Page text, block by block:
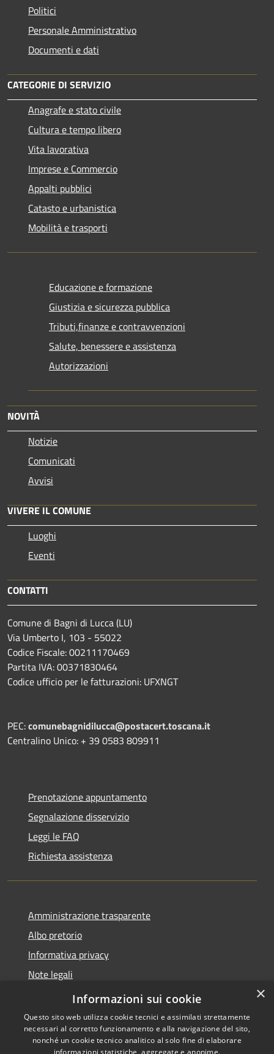
Politici
Personale Amministrativo
Documenti e dati
CATEGORIE DI SERVIZIO
Anagrafe e stato civile
Cultura e tempo libero
Vita lavorativa
Imprese e Commercio
Appalti pubblici
Catasto e urbanistica
Mobilità e trasporti
Educazione e formazione
Giustizia e sicurezza pubblica
Tributi,finanze e contravvenzioni
Salute, benessere e assistenza
Autorizzazioni
NOVITÀ
Notizie
Comunicati
Avvisi
VIVERE IL COMUNE
Luoghi
Eventi
CONTATTI
Comune di Bagni di Lucca (LU)
Via Umberto I, 103 - 55022
Codice Fiscale: 00211170469
Partita IVA: 00371830464
Codice ufficio per le fatturazioni: UFXNGT
PEC:comunebagnidilucca@postacert.toscana.it
Centralino Unico: + 39 0583 809911
Prenotazione appuntamento
Segnalazione disservizio
Leggi le FAQ
Richiesta assistenza
Amministrazione trasparente
Albo pretorio
Informativa privacy
Note legali
Dichiarazione di accessibilità
×
Informazioni sui cookie
Questo sito web utilizza cookie tecnici e assimilati strettamente
necessari al corretto funzionamento e alla navigazione del sito,
nonché un cookie tecnico analitico al solo fine di elaborare
informazioni statistiche, aggregate e anonime.